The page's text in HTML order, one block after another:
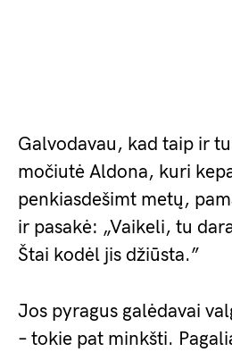
Galvodavau, kad taip ir
močiutė Aldona, kuri
penkiasdešimt metų,
ir pasakė: „Vaikeli, tu
Štai kodėl jis džiūsta.”
Jos pyragus galėdavai
– tokie pat minkšti.